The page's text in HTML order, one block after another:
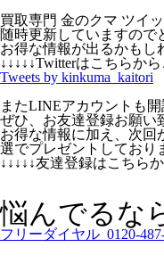
買取専門 金のクマ ツイ
随時更新していますので
お得な情報が出るかもし
↓↓↓↓↓Twitterはこちらか
Tweets by kinkuma_kaitori
またLINEアカウントも開
ぜひ、お友達登録お願い
お得な情報に加え、次回
選でプレゼントしており
↓↓↓↓↓友達登録はこちら
悩んでるな
フリーダイヤル 0120-